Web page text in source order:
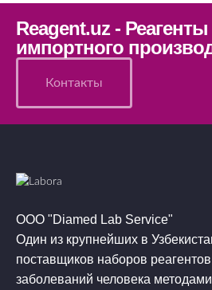
Reagent.uz -
импортного
Контакты
ООО "Diamed Lab Service"
Один из крупнейших в
поставщиков наборов
заболеваний человека